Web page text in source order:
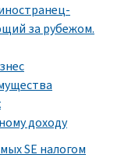
за рубежом.
доходу
SE налогом